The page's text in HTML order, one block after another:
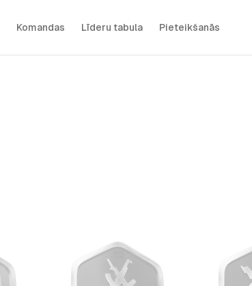
Komandas Līderu tabula Pieteikšanās